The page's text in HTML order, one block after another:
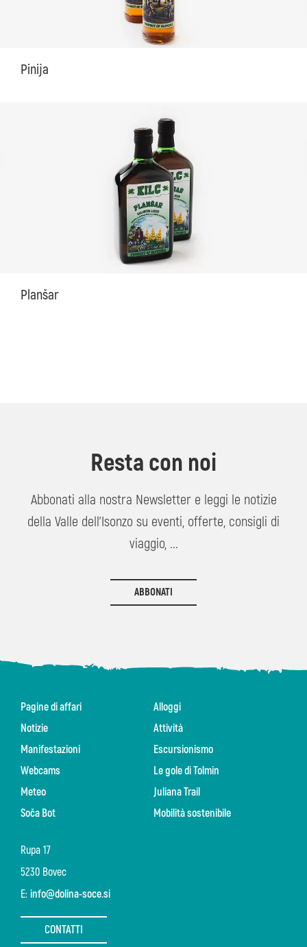
Pinija
Planšar
Resta con noi
Abbonati alla nostra Newsletter e leggi le notizie
della Valle dell'Isonzo su eventi, offerte, consigli di
viaggio, ...
ABBONATI
Rupa 17
5230 Bovec
E: info@dolina-soce.si
CONTATTI
Pagine di affari
Notizie
Manifestazioni
Webcams
Meteo
Soča Bot
Alloggi
Attività
Escursionismo
Le gole di Tolmin
Juliana Trail
Mobilità sostenibile